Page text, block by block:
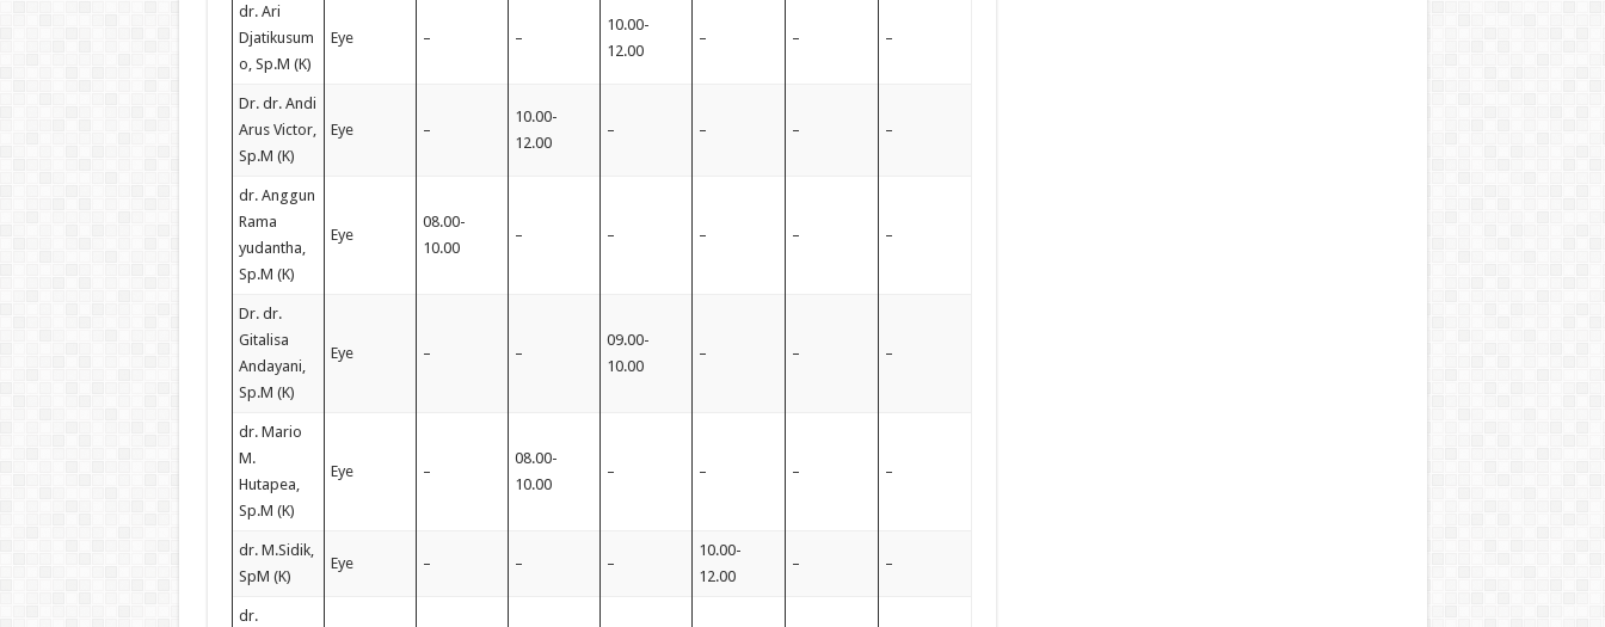
dr. Ari
Djatikusum
o, Sp.M (K)
Eye – –
10.00-
12.00
– – –
Dr. dr. Andi
Arus Victor,
Sp.M (K)
Eye –
10.00-
12.00
– – – –
dr. Anggun
Rama
yudantha,
Sp.M (K)
Eye
08.00-
10.00
– – – – –
Dr. dr.
Gitalisa
Andayani,
Sp.M (K)
Eye – –
09.00-
10.00
– – –
dr. Mario
M.
Hutapea,
Sp.M (K)
Eye –
08.00-
10.00
– – – –
dr. M.Sidik,
SpM (K)
Eye – – –
10.00-
12.00
– –
dr.